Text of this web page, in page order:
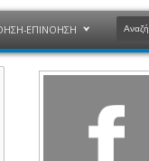
ΕΠΙΝΟΗΣΗ